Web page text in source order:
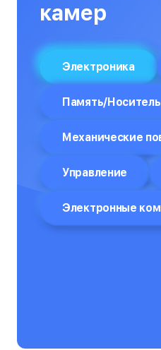
Оптические прицелы
Компьютеры
Пароварки
Планшеты
Плоттеры
Принтеры
камер
Электроника
Память/Носитель
Механические
Управление
Электронные